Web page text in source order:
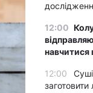
12:00
навчитися
12:00